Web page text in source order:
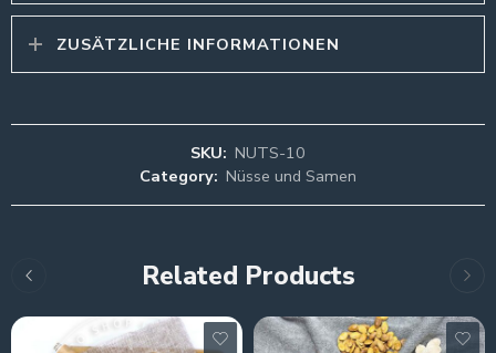
ZUSÄTZLICHE INFORMATIONEN
SKU: NUTS-10
Category: Nüsse und Samen
Related Products